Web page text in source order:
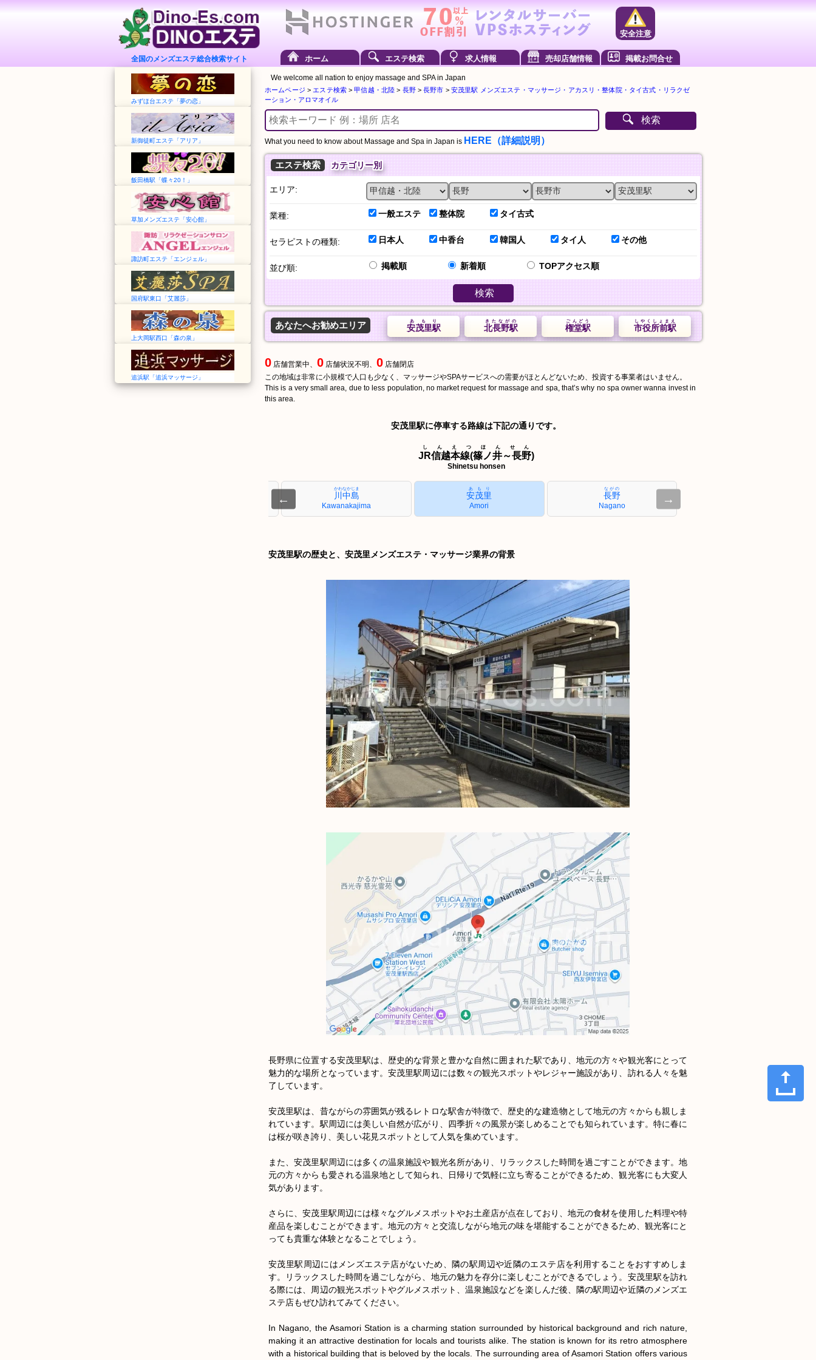
全国のメンズエステ総合検索サイト
安全注意
ホーム エステ検索 求人情報 売却店舗情報 掲載お問合せ
みずほ台エステ「夢の恋」
新御徒町エステ「アリア」
飯田橋駅「蝶々20！」
草加メンズエステ「安心館」
諏訪町エステ「エンジェル」
国府駅東口「艾麗莎」
上大岡駅西口「森の泉」
追浜駅「追浜マッサージ」
We welcome all nation to enjoy massage and SPA in Japan
ホームページ > エステ検索>甲信越・北陸 > 長野>長野市 > 安茂里駅 メンズエステ・マッサージ・アカスリ・整体院・タイ古式・リラクゼ
ーション・アロマオイル
検索
What you need to know about Massage and Spa in Japan is HERE（詳細説明）
エステ検索 カテゴリー別
エリア:
業種: 一般エステ 整体院 タイ古式
セラピストの種類: 日本人 中香台 韓国人 タイ人 その他
並び順: 掲載順 新着順 TOPアクセス順
検索
あなたへお勧めエリア 市役所前駅
しやくしょまえ
権堂駅
ごんどう
北長野駅
きたながの
安茂里駅
あもり
0 店舗営業中、 0 店舗状況不明、 0 店舗閉店
この地域は非常に小規模で人口も少なく、マッサージやSPAサービスへの需要がほとんどないため、投資する事業者はいません。
This is a very small area, due to less population, no market request for massage and spa, that’s why no spa owner wanna invest in
this area.
安茂里駅に停車する路線は下記の通りです。
JR信越本線(篠ノ井～長野)
しんえつほんせん
Shinetsu honsen
← 川中島
かわなかじま
Kawanakajima
安茂里
あもり
Amori
長野
ながの
Nagano
→
安茂里駅の歴史と、安茂里メンズエステ・マッサージ業界の背景
長野県に位置する安茂里駅は、歴史的な背景と豊かな自然に囲まれた駅であり、地元の方々や観光客にとって
魅力的な場所となっています。安茂里駅周辺には数々の観光スポットやレジャー施設があり、訪れる人々を魅
了しています。
安茂里駅は、昔ながらの雰囲気が残るレトロな駅舎が特徴で、歴史的な建造物として地元の方々からも親しま
れています。駅周辺には美しい自然が広がり、四季折々の風景が楽しめることでも知られています。特に春に
は桜が咲き誇り、美しい花見スポットとして人気を集めています。
また、安茂里駅周辺には多くの温泉施設や観光名所があり、リラックスした時間を過ごすことができます。地
元の方々からも愛される温泉地として知られ、日帰りで気軽に立ち寄ることができるため、観光客にも大変人
気があります。
さらに、安茂里駅周辺には様々なグルメスポットやお土産店が点在しており、地元の食材を使用した料理や特
産品を楽しむことができます。地元の方々と交流しながら地元の味を堪能することができるため、観光客にと
っても貴重な体験となることでしょう。
安茂里駅周辺にはメンズエステ店がないため、隣の駅周辺や近隣のエステ店を利用することをおすすめしま
す。リラックスした時間を過ごしながら、地元の魅力を存分に楽しむことができるでしょう。安茂里駅を訪れ
る際には、周辺の観光スポットやグルメスポット、温泉施設などを楽しんだ後、隣の駅周辺や近隣のメンズエ
ステ店もぜひ訪れてみてください。
In Nagano, the Asamori Station is a charming station surrounded by historical background and rich nature,
making it an attractive destination for locals and tourists alike. The station is known for its retro atmosphere
with a historical building that is beloved by the locals. The surrounding area of Asamori Station offers various